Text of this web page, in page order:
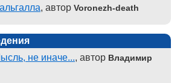
, автор Voronezh-death
не иначе..., автор Владимир